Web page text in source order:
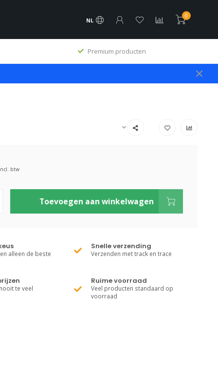
NL
0
Premium producten
btw
Toevoegen aan winkelwagen
alleen de beste
Snelle verzending
Verzenden met track en trace
te veel
Ruime voorraad
Veel producten standaard op
voorraad